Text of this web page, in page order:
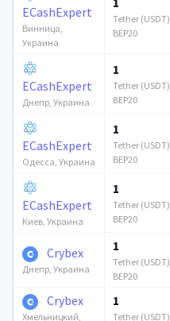
ECashExpert
Винница,
Украина
Tether (USDT)
BEP20
ECashExpert
Днепр, Украина
1
Tether (USDT)
BEP20
ECashExpert
Одесса, Украина
1
Tether (USDT)
BEP20
ECashExpert
Киев, Украина
1
Tether (USDT)
BEP20
Crybex
Днепр, Украина
1
Tether (USDT)
BEP20
Crybex
Хмельницкий,
1
Tether (USDT)